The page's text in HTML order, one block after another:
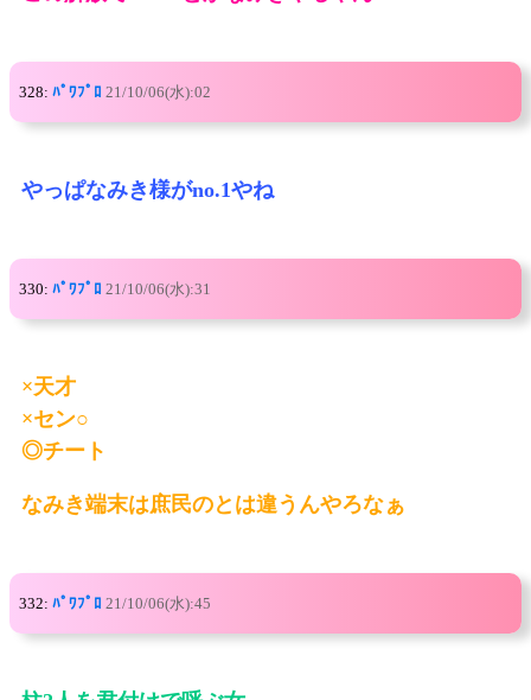
328: ﾊﾟﾜﾌﾟﾛ 21/10/06(水):02
やっぱなみき様がno.1やね
330: ﾊﾟﾜﾌﾟﾛ 21/10/06(水):31
×天才
×セン○
◎チート
なみき端末は庶民のとは違うんやろなぁ
332: ﾊﾟﾜﾌﾟﾛ 21/10/06(水):45